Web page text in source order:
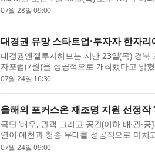
자 정민섭 박사(한국천문연구원)가 연사로
07월 28일 09:00
대경권 유망 스타트업·투자자 한자
대경권엔젤투자허브는 지난 23일(목) 경북
자포럼(7월)’을 성공적으로 개최했다고
를 확대하고 지역 투자자 간 네트워크를
07월 24일 16:30
올해의 포커스온 재조명 지원 선정작
극단 ‘배우, 관객 그리고 공간(이하 배·관·
연이 예천과 청송 무대를 성공적으로 마
‘마이 디어, 헬렌’은 2026년 부산문화재단
07월 24일 09:00